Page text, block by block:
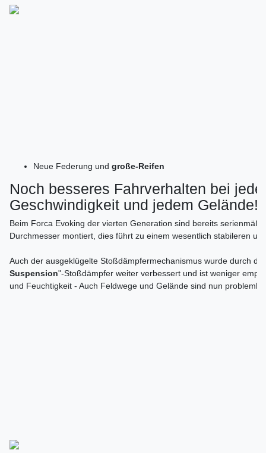
Neue Federung und große-Reifen
Noch besseres Fahrverhalten bei
Geschwindigkeit und jedem Gelände!
Beim Forca Evoking der vierten Generation sind bereits
Durchmesser montiert, dies führt zu einem wesentlich stabileren
Auch der ausgeklügelte Stoßdämpfermechanismus wurde durch
Suspension"-Stoßdämpfer weiter verbessert und ist weniger
und Feuchtigkeit - Auch Feldwege und Gelände sind nun